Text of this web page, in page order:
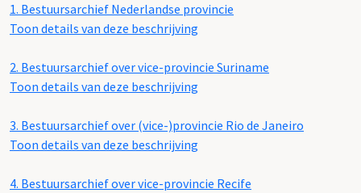
1. Bestuursarchief Nederlandse provincie
Toon details van deze beschrijving
2. Bestuursarchief over vice-provincie Suriname
Toon details van deze beschrijving
3. Bestuursarchief over (vice-)provincie Rio de Janeiro
Toon details van deze beschrijving
4. Bestuursarchief over vice-provincie Recife